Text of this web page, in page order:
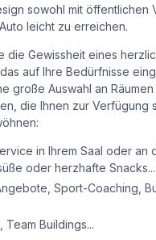
sowohl mit öffentlichen
leicht zu erreichen.
die Gewissheit eines
auf Ihre Bedürfnisse
große Auswahl an
die Ihnen zur Verfügung
in Ihrem Saal oder an
oder herzhafte Snacks...
Sport-Coaching,
Team Buildings...